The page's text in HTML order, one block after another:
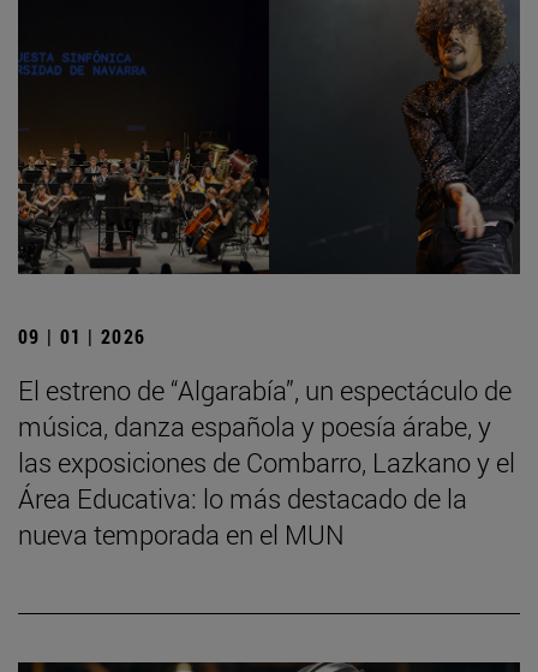
09 | 01 | 2026
El estreno de “Algarabía”, un espectáculo de
música, danza española y poesía árabe, y
las exposiciones de Combarro, Lazkano y el
Área Educativa: lo más destacado de la
nueva temporada en el MUN